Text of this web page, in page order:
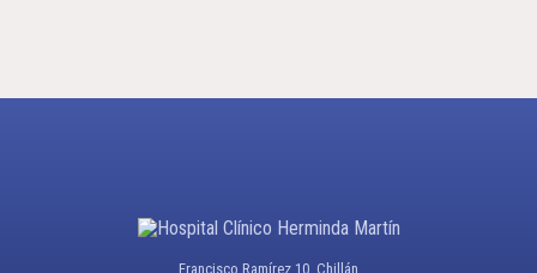
Francisco Ramírez 10, Chillán